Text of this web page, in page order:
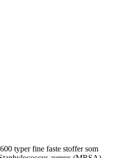
typer fine faste stoffer som